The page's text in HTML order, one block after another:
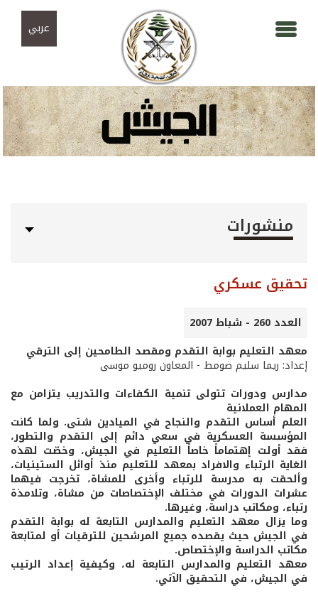
عربي
منشورات
تحقيق عسكري
العدد 260 - شباط 2007
معهد التعليم بوابة التقدم ومقصد الطامحين إلى الترقي
إعداد: ريما سليم ضومط - المعاون روميو موسى
مدارس ودورات تتولى تنمية الكفاءات والتدريب يتزامن مع
المهام العملانية
العلم أساس التقدم والنجاح في الميادين شتى. ولما كانت
المؤسسة العسكرية في سعي دائم إلى التقدم والتطور،
فقد أولت إهتماماً خاصاً التعليم في الجيش، وخصّت لهذه
الغاية الرتباء والافراد بمعهد للتعليم منذ أوائل الستينيات،
وألحقت به مدرسة للرتباء وأخرى للمشاة، تخرجت فيهما
عشرات الدورات في مختلف الإختصاصات من مشاة، وتلامذة
رتباء، ومكاتب دراسة، وغيرها.
وما يزال معهد التعليم والمدارس التابعة له بوابة التقدم
في الجيش حيث يقصده جميع المرشحين للترقيات أو لمتابعة
مكاتب الدراسة والإختصاص.
معهد التعليم والمدارس التابعة له، وكيفية إعداد الرتيب
في الجيش، في التحقيق الآتي.